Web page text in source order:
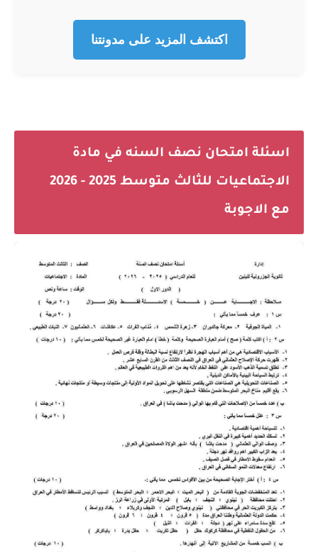
اكتشف المزيد على مدونتنا
اسئلة امتحان نصف السنه في مادة
الاجتماعيات للثالث متوسط 2025 - 2026
مع الاجوبة